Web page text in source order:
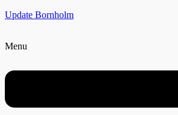
Update Bornholm
Menu